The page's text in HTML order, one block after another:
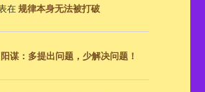
在规律本身无法被打破
阳谋：多提出问题，少解决问题！